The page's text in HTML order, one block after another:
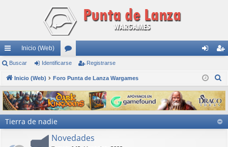
nl
ac
es
rá
pi
Inicio (Web)
or
os nti
fic
ar
ist
ra
rs
e
Buscar Identificarse Registrarse
Inicio (Web) Foro Punta de Lanza Wargames
s
c
Tierra de nadie
Novedades